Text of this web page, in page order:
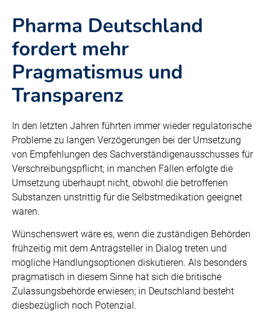
Pharma Deutschland
fordert mehr
Pragmatismus und
Transparenz
In den letzten Jahren führten immer wieder regulatorische
Probleme zu langen Verzögerungen bei der Umsetzung
von Empfehlungen des Sachverständigenausschusses für
Verschreibungspflicht; in manchen Fällen erfolgte die
Umsetzung überhaupt nicht, obwohl die betroffenen
Substanzen unstrittig für die Selbstmedikation geeignet
waren.
Wünschenswert wäre es, wenn die zuständigen Behörden
frühzeitig mit dem Antragsteller in Dialog treten und
mögliche Handlungsoptionen diskutieren. Als besonders
pragmatisch in diesem Sinne hat sich die britische
Zulassungsbehörde erwiesen; in Deutschland besteht
diesbezüglich noch Potenzial.